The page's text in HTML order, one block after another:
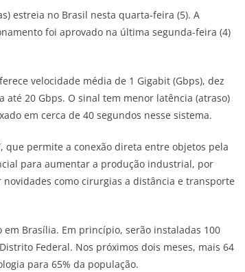
estreia no Brasil nesta quarta-feira (5). A
foi aprovado na última segunda-feira (4)
velocidade média de 1 Gigabit (Gbps), dez
até 20 Gbps. O sinal tem menor latência (atraso)
em cerca de 40 segundos nesse sistema.
que permite a conexão direta entre objetos pela
para aumentar a produção industrial, por
como cirurgias a distância e transporte
Brasília. Em princípio, serão instaladas 100
Federal. Nos próximos dois meses, mais 64
para 65% da população.